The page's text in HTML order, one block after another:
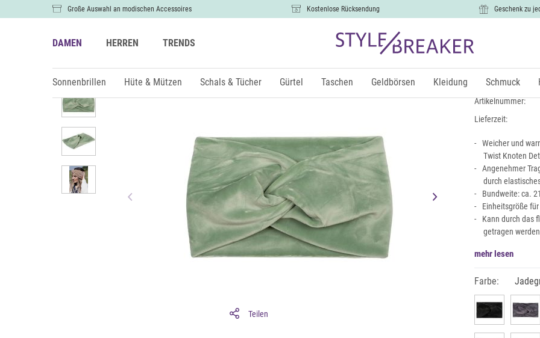
Große Auswahl an modischen Accessoires Kostenlose Rücksendung Geschenk zu
DAMEN HERREN TRENDS
Sonnenbrillen Hüte & Mützen Schals & Tücher Gürtel Taschen Geldbörsen Kleidung Schmuck
Teilen
Samt
9,99 €
inkl.
Artikelnummer:
Lieferzeit:
Weicher und
Twist Knoten
Angenehmer
durch
Bundweite: ca.
Einheitsgröße
Kann durch das
getragen werden
mehr lesen
Farbe: